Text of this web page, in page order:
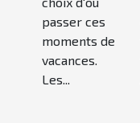
passer ces
moments de
vacances.
Les...